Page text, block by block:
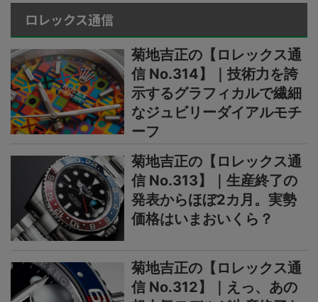
ロレックス通信
菊地吉正の【ロレックス通
信 No.314】｜技術力を誇
示するグラフィカルで繊細
なジュビリーダイアルモチ
ーフ
菊地吉正の【ロレックス通
信 No.313】｜生産終了の
発表からほぼ2カ月。実勢
価格はいまおいくら？
菊地吉正の【ロレックス通
信 No.312】｜えっ、あの